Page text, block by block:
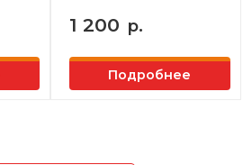
1 200 р.
Подробнее